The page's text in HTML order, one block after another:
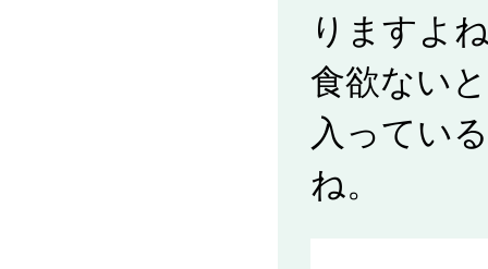
りますよ
食欲ない
入ってい
ね。